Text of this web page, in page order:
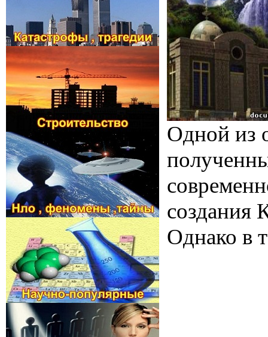
Одной из
создания
Однако в